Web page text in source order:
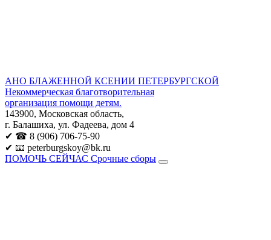
АНО БЛАЖЕННОЙ КСЕНИИ ПЕТЕРБУРГСКОЙ
Некоммерческая благотворительная
организация помощи детям.
143900, Московская область,
г. Балашиха, ул. Фадеева, дом 4
✔ ☎ 8 (906) 706-75-90
✔ 📧 peterburgskoy@bk.ru
ПОМОЧЬ СЕЙЧАС Срочные сборы